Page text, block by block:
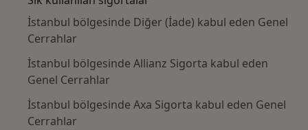
İstanbul bölgesinde Diğer (İade) kabul eden Genel
Cerrahlar
İstanbul bölgesinde Allianz Sigorta kabul eden
Genel Cerrahlar
İstanbul bölgesinde Axa Sigorta kabul eden Genel
Cerrahlar